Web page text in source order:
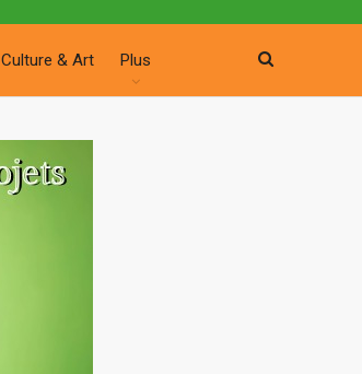
Culture & Art Plus